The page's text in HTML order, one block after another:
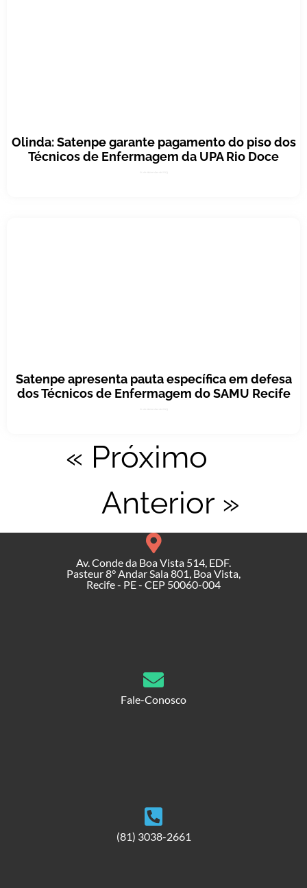
Olinda: Satenpe garante pagamento do piso dos
Técnicos de Enfermagem da UPA Rio Doce
Satenpe apresenta pauta específica em defesa
dos Técnicos de Enfermagem do SAMU Recife
« Próximo
Anterior »
Av. Conde da Boa Vista 514, EDF.
Pasteur 8° Andar Sala 801, Boa Vista,
Recife - PE - CEP 50060-004
Fale-Conosco
(81) 3038-2661